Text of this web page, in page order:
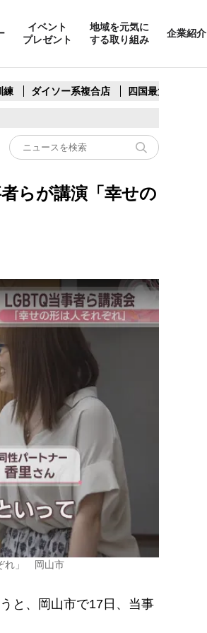
イベント
プレゼント
地域を元気に
する取り組み
企業紹介
練 ダイソー系複合店 四国最大スリコ
らが講演「幸せの
れ」 岡山市
と、岡山市で17日、当事